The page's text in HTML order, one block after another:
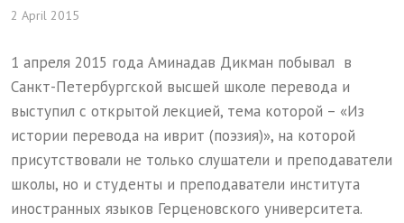
2 April 2015
1 апреля 2015 года Аминадав Дикман побывал в
Санкт-Петербургской высшей школе перевода и
выступил с открытой лекцией, тема которой – «Из
истории перевода на иврит (поэзия)», на которой
присутствовали не только слушатели и преподаватели
школы, но и студенты и преподаватели института
иностранных языков Герценовского университета.